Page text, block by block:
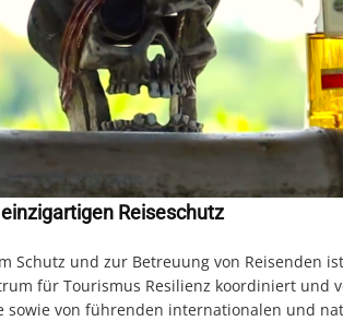
Reiseschutz
Schutz und zur Betreuung von Reisenden
für Tourismus Resilienz koordiniert und
sowie von führenden internationalen und